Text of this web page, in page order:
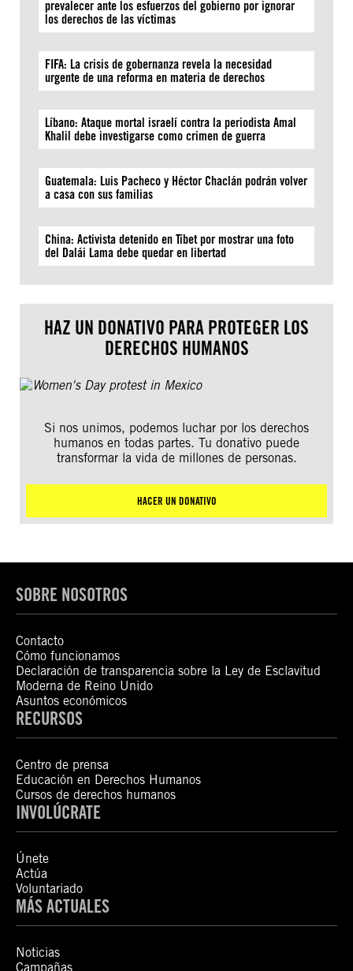
prevalecer ante los esfuerzos del gobierno por ignorar
los derechos de las víctimas
FIFA: La crisis de gobernanza revela la necesidad
urgente de una reforma en materia de derechos
Líbano: Ataque mortal israelí contra la periodista Amal
Khalil debe investigarse como crimen de guerra
Guatemala: Luis Pacheco y Héctor Chaclán podrán volver
a casa con sus familias
China: Activista detenido en Tíbet por mostrar una foto
del Dalái Lama debe quedar en libertad
HAZ UN DONATIVO PARA PROTEGER LOS
DERECHOS HUMANOS
Si nos unimos, podemos luchar por los derechos
humanos en todas partes. Tu donativo puede
transformar la vida de millones de personas.
HACER UN DONATIVO
SOBRE NOSOTROS
Contacto
Cómo funcionamos
Declaración de transparencia sobre la Ley de Esclavitud
Moderna de Reino Unido
Asuntos económicos
RECURSOS
Centro de prensa
Educación en Derechos Humanos
Cursos de derechos humanos
INVOLÚCRATE
Únete
Actúa
Voluntariado
MÁS ACTUALES
Noticias
Campañas